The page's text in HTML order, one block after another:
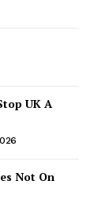
UK A
Not On